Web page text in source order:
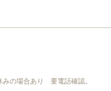
みの場合あり 要電話確認。